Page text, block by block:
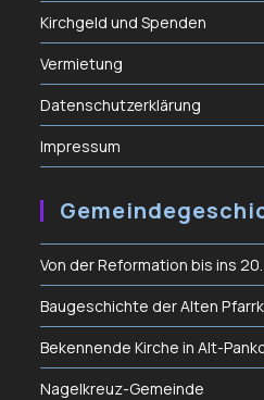
Kirchgeld und Spenden
Vermietung
Datenschutzerklärung
Impressum
Von der Reformation bis ins
Baugeschichte der Alten
Bekennende Kirche in Alt-
Nagelkreuz-Gemeinde